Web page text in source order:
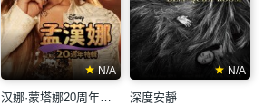
N/A
汉娜·蒙塔娜20周年特辑
N/A
深度安靜